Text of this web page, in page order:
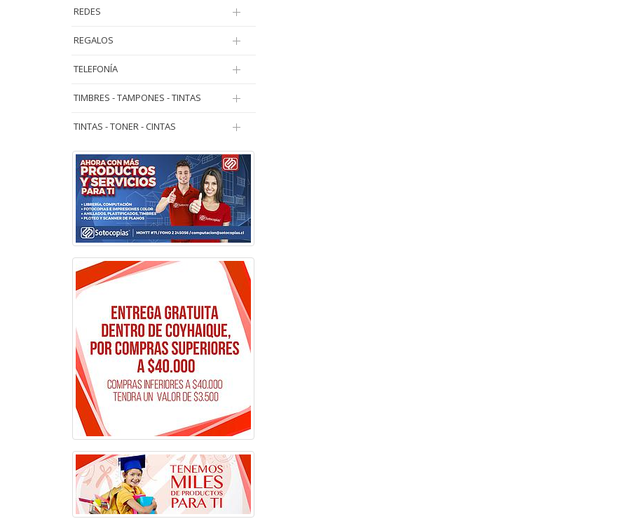
REDES
REGALOS
TELEFONÍA
TIMBRES - TAMPONES - TINTAS
TINTAS - TONER - CINTAS